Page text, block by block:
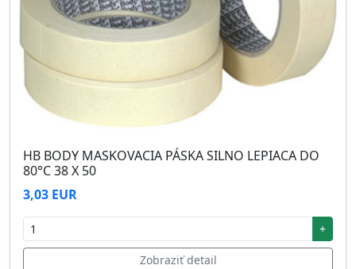
HB BODY MASKOVACIA PÁSKA SILNO LEPIACA DO
80°C 38 X 50
3,03 EUR
+
Zobraziť detail